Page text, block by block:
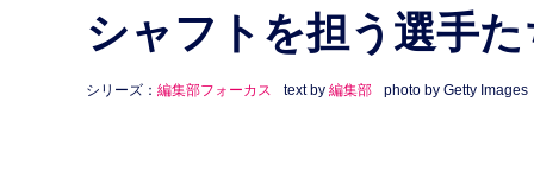
シャフトを担う選手た
シリーズ： 編集部フォーカス text by 編集部 photo by Getty Images